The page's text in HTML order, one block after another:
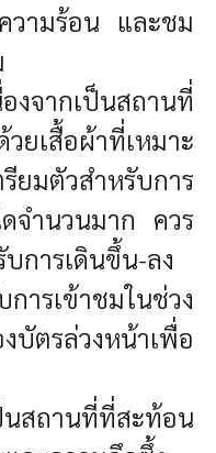
วามร้อน และชม
องจากเป็นสถานที่
ยเสื้อผ้าที่เหมาะ
มตัวสำหรับการ
จำนวนมาก ควร
การเดินขึ้น-ลง
การเข้าชมในช่วง
ตรล่วงหน้าเพื่อ
สถานที่ที่สะท้อน